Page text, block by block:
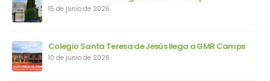
15 de junio de 2026
Colegio Santa Teresa de Jesús llega a GMR Camps
10 de junio de 2026